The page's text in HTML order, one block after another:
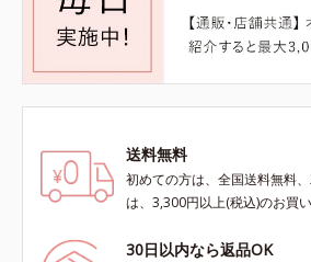
送料無料
初めての方は、全国送料無料
は、3,300円以上(税込)のお買
30日以内なら返品OK